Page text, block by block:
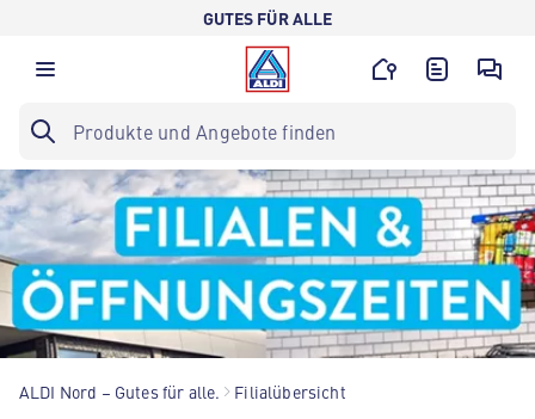
GUTES FÜR ALLE
ALDI Nord – Gutes für alle. Filialübersicht